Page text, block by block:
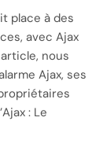
place à des
avec Ajax
nous
Ajax, ses
: Le